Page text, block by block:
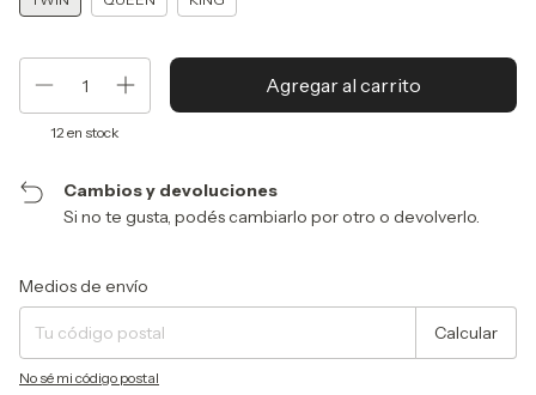
12 en stock
Cambios y devoluciones
Si no te gusta, podés cambiarlo por otro o devolverlo.
Entregas para el CP:
Medios de envío
Calcular
No sé mi código postal